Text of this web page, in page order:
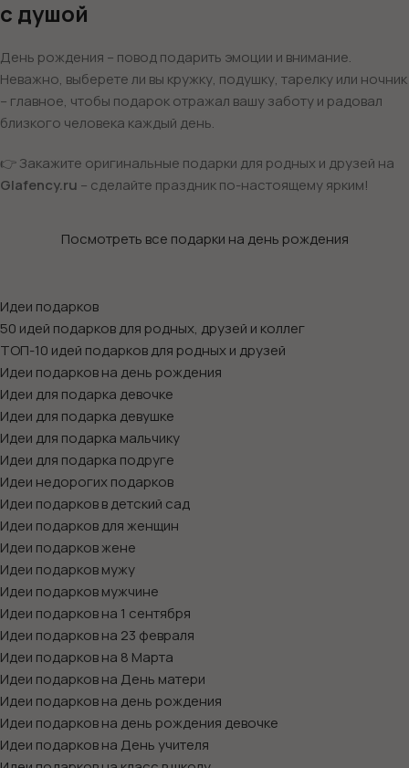
с душой
День рождения – повод подарить эмоции и внимание.
Неважно, выберете ли вы кружку, подушку, тарелку или ночник
– главное, чтобы подарок отражал вашу заботу и радовал
близкого человека каждый день.
👉 Закажите оригинальные подарки для родных и друзей на
Glafency.ru – сделайте праздник по-настоящему ярким!
Посмотреть все подарки на день рождения
Идеи подарков
50 идей подарков для родных, друзей и коллег
ТОП-10 идей подарков для родных и друзей
Идеи подарков на день рождения
Идеи для подарка девочке
Идеи для подарка девушке
Идеи для подарка мальчику
Идеи для подарка подруге
Идеи недорогих подарков
Идеи подарков в детский сад
Идеи подарков для женщин
Идеи подарков жене
Идеи подарков мужу
Идеи подарков мужчине
Идеи подарков на 1 сентября
Идеи подарков на 23 февраля
Идеи подарков на 8 Марта
Идеи подарков на День матери
Идеи подарков на день рождения
Идеи подарков на день рождения девочке
Идеи подарков на День учителя